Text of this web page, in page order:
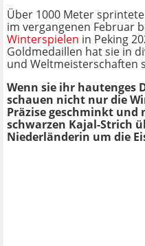
Über 1000 Meter
im vergangenen Februar
Winterspielen in Peking
Goldmedaillen hat sie in
und Weltmeisterschaften
Wenn sie ihr hautenges
schauen nicht nur die
Präzise geschminkt
schwarzen Kajal-Strich
Niederländerin um die